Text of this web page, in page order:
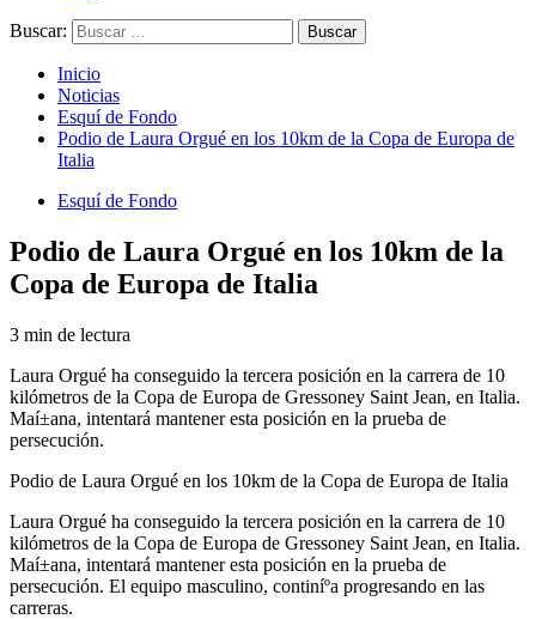
Buscar:
Inicio
Noticias
Esquí de Fondo
Podio de Laura Orgué en los 10km de la Copa de Europa de
Italia
Esquí de Fondo
Podio de Laura Orgué en los 10km de la
Copa de Europa de Italia
3 min de lectura
Laura Orgué ha conseguido la tercera posición en la carrera de 10
kilómetros de la Copa de Europa de Gressoney Saint Jean, en Italia.
Maí±ana, intentará mantener esta posición en la prueba de
persecución.
Podio de Laura Orgué en los 10km de la Copa de Europa de Italia
Laura Orgué ha conseguido la tercera posición en la carrera de 10
kilómetros de la Copa de Europa de Gressoney Saint Jean, en Italia.
Maí±ana, intentará mantener esta posición en la prueba de
persecución. El equipo masculino, continíºa progresando en las
carreras.